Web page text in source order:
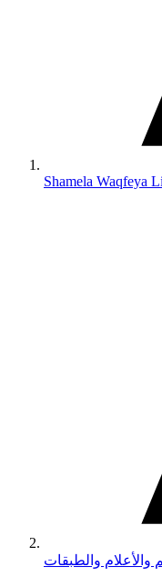
Shamela Waqfeya
والأعلام والطبقات